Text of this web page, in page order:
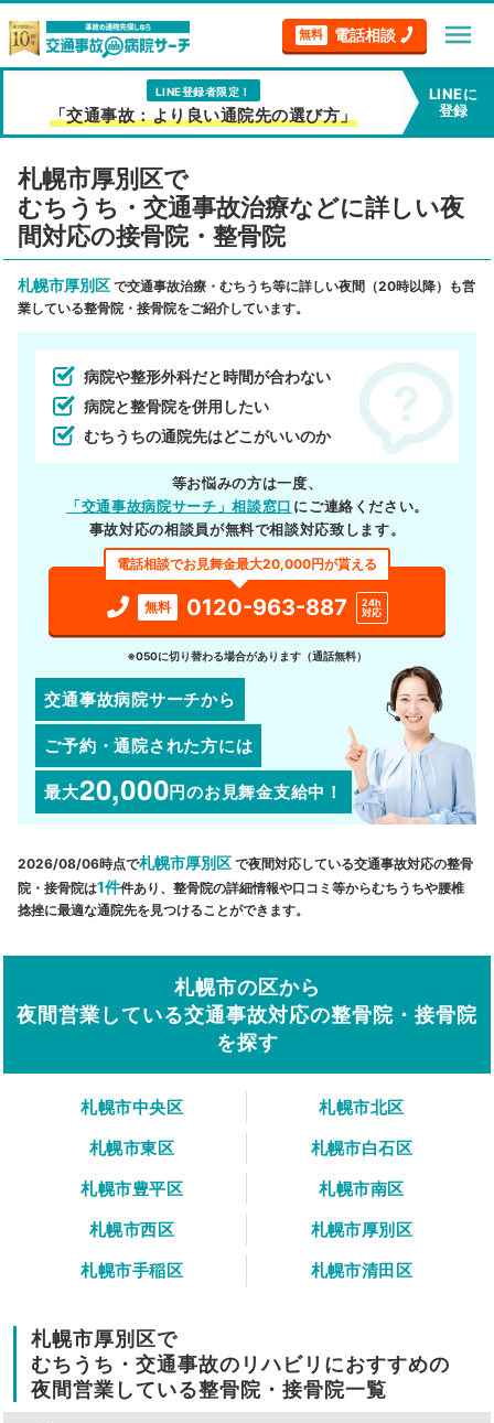
無料 電話相談 menu
LINE登録者限定！
「交通事故：より良い通院先の選び方」
LINEに
登録
札幌市厚別区で
むちうち・交通事故治療などに詳しい夜
間対応の接骨院・整骨院
札幌市厚別区 で交通事故治療・むちうち等に詳しい夜間（20時以降）も営
業している整骨院・接骨院をご紹介しています。
病院や整形外科だと時間が合わない
病院と整骨院を併用したい
むちうちの通院先はどこがいいのか
等お悩みの方は一度、
「交通事故病院サーチ」相談窓口 にご連絡ください。
事故対応の相談員が無料で相談対応致します。
電話相談でお見舞金最大20,000円が貰える
無料 0120-963-887
24h
対応
※050に切り替わる場合があります（通話無料）
交通事故病院サーチから
ご予約・通院された方には
最大20,000円のお見舞金支給中！
2026/08/06時点で札幌市厚別区 で夜間対応している交通事故対応の整骨
院・接骨院は1件件あり、整骨院の詳細情報や口コミ等からむちうちや腰椎
捻挫に最適な通院先を見つけることができます。
札幌市の区から
夜間営業している交通事故対応の整骨院・接骨院
を探す
札幌市中央区
札幌市北区
札幌市東区
札幌市白石区
札幌市豊平区
札幌市南区
札幌市西区
札幌市厚別区
札幌市手稲区
札幌市清田区
札幌市厚別区で
むちうち・交通事故のリハビリにおすすめの
夜間営業している整骨院・接骨院一覧